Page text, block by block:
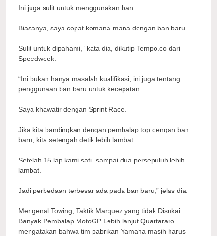
Ini juga sulit untuk menggunakan ban.
Biasanya, saya cepat kemana-mana dengan ban baru.
Sulit untuk dipahami,” kata dia, dikutip Tempo.co dari
Speedweek.
“Ini bukan hanya masalah kualifikasi, ini juga tentang
penggunaan ban baru untuk kecepatan.
Saya khawatir dengan Sprint Race.
Jika kita bandingkan dengan pembalap top dengan ban
baru, kita setengah detik lebih lambat.
Setelah 15 lap kami satu sampai dua persepuluh lebih
lambat.
Jadi perbedaan terbesar ada pada ban baru,” jelas dia.
Mengenal Towing, Taktik Marquez yang tidak Disukai
Banyak Pembalap MotoGP Lebih lanjut Quartararo
mengatakan bahwa tim pabrikan Yamaha masih harus